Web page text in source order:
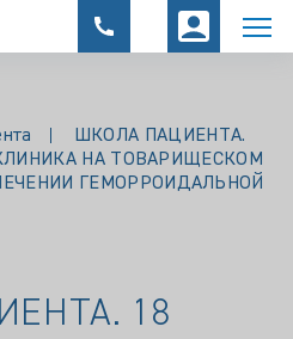
ШКОЛА ПАЦИЕНТА.
КЛИНИКА НА ТОВАРИЩЕСКОМ
ГЕМОРРОИДАЛЬНОЙ
18